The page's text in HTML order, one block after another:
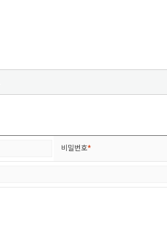
비밀번호*